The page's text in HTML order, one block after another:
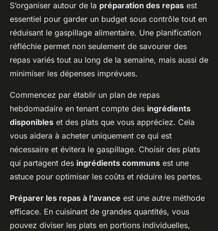
S’organiser autour de la préparation des repas est
essentiel pour garder un budget sous contrôle tout en
réduisant le gaspillage alimentaire. Une planification
réfléchie permet non seulement de savourer des
repas variés tout au long de la semaine, mais aussi de
minimiser les dépenses imprévues.
Commencez par établir un plan de repas
hebdomadaire en tenant compte des ingrédients
disponibles et des plats que vous appréciez. Cela
vous aidera à acheter uniquement ce qui est
nécessaire et évitera le gaspillage. Choisir des plats
qui partagent des ingrédients communs est une
astuce pour optimiser les coûts et réduire les pertes.
Préparer les repas à l’avance est une autre méthode
efficace. En cuisinant de grandes quantités, vous
pouvez diviser les plats en portions individuelles,